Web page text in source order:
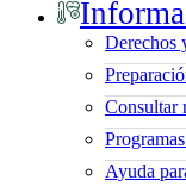
Derechos
Consultar
Ayuda